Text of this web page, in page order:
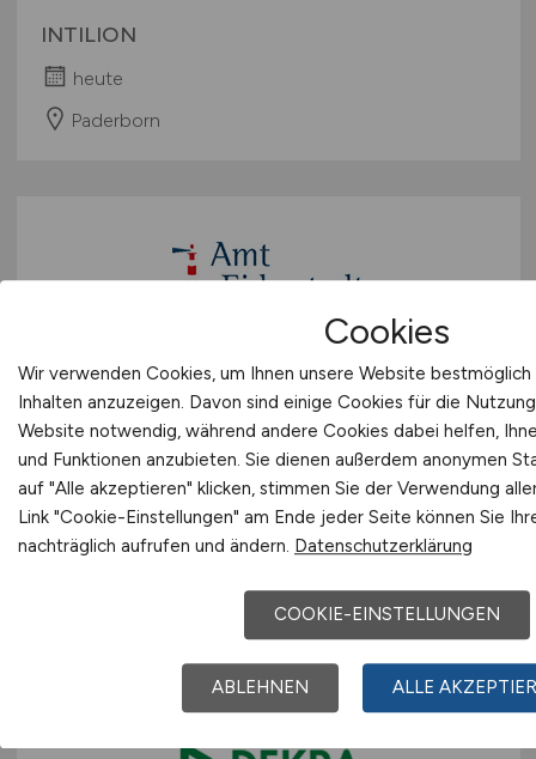
INTILION
heute
Paderborn
Techniker/in, Meister/in,
Ingenieur/in(w/d/m)mit dem
Schwerpunkt Bautechnik
Amt Eiderstedt
Cookies
Wir verwenden Cookies, um Ihnen unsere Website
Inhalten anzuzeigen. Davon sind einige Cookies für die
Website notwendig, während andere Cookies dabei helfen,
und Funktionen anzubieten. Sie dienen außerdem anonymen
auf "Alle akzeptieren" klicken, stimmen Sie der Verwendung
Link "Cookie-Einstellungen" am Ende jeder Seite können Sie
nachträglich aufrufen und ändern. Datenschutzerklärung
COOKIE-EINSTELLUNGEN
ABLEHNEN ALLE